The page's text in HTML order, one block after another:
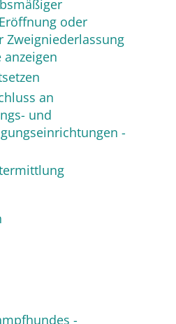
oder
Zweigniederlassung
an
und
-
-